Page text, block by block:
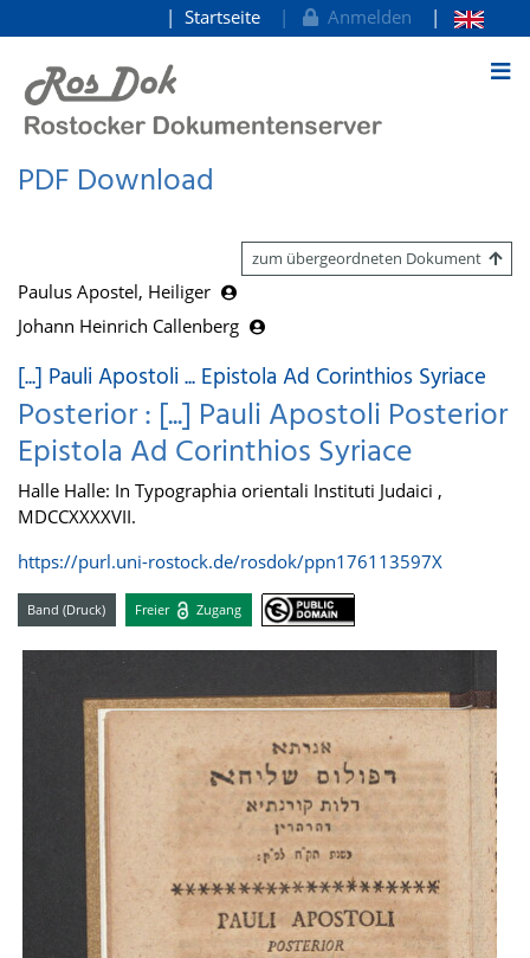
zum Inhalt
Startseite Anmelden
PDF Download
zum übergeordneten Dokument
Paulus Apostel, Heiliger
Johann Heinrich Callenberg
[...] Pauli Apostoli ... Epistola Ad Corinthios Syriace
Posterior : [...] Pauli Apostoli Posterior
Epistola Ad Corinthios Syriace
Halle Halle: In Typographia orientali Instituti Judaici ,
MDCCXXXXVII.
https://purl.uni-rostock.de/rosdok/ppn176113597X
Band (Druck) Freier Zugang